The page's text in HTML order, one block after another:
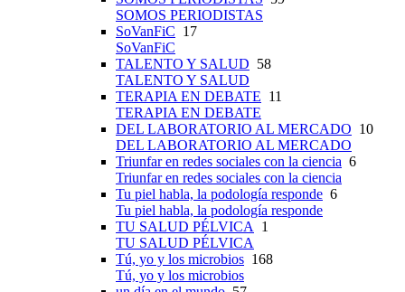
SOMOS PERIODISTAS
SoVanFiC 17
SoVanFiC
TALENTO Y SALUD 58
TALENTO Y SALUD
TERAPIA EN DEBATE 11
TERAPIA EN DEBATE
DEL LABORATORIO AL MERCADO 10
DEL LABORATORIO AL MERCADO
Triunfar en redes sociales con la ciencia 6
Triunfar en redes sociales con la ciencia
Tu piel habla, la podología responde 6
Tu piel habla, la podología responde
TU SALUD PÉLVICA 1
TU SALUD PÉLVICA
Tú, yo y los microbios 168
Tú, yo y los microbios